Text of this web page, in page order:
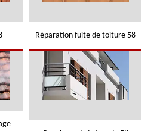
Réparation fuite de toiture 58